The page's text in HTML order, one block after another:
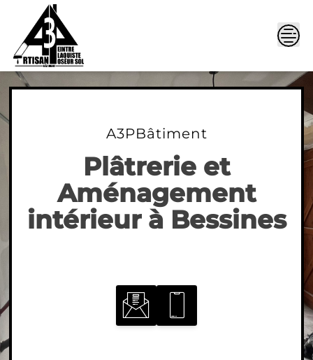
A3PBâtiment
Plâtrerie et
Aménagement
intérieur à Bessines